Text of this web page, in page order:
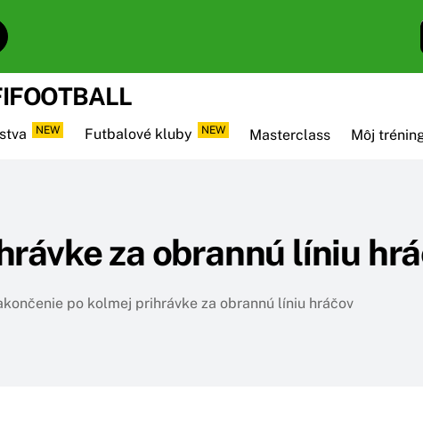
NEW Futbalové kluby NEW Masterclass Môj
za obrannú líniu
po kolmej prihrávke za obrannú líniu hráčov